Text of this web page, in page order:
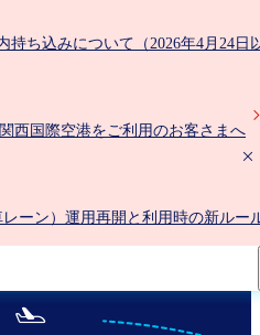
持ち込みについて（2026年4月24日
西国際空港をご利用のお客さまへ
ーン）運用再開と利用時の新ルー
